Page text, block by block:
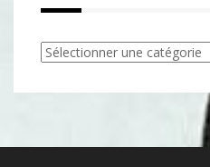
Articles